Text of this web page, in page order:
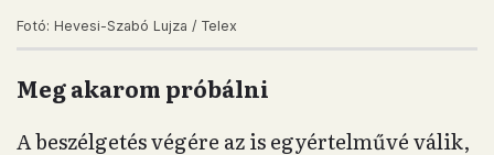
Arra a kérdésre, hogy ezzel szemben mit tud
„semmit, mert nem nagyon lehet tenni ellene”.